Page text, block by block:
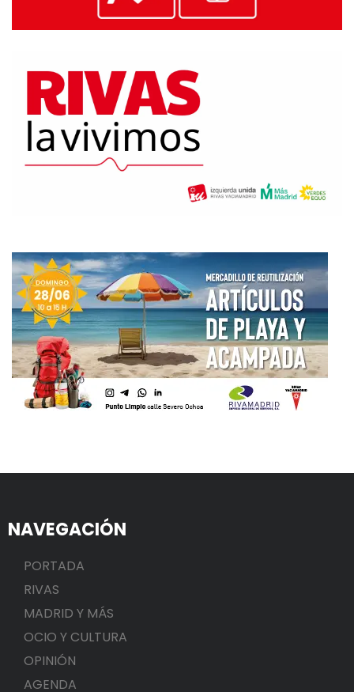
NAVEGACIÓN
PORTADA
RIVAS
MADRID Y MÁS
OCIO Y CULTURA
OPINIÓN
AGENDA